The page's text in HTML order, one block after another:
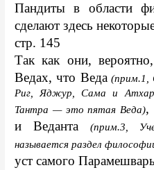
Пандиты в области
сделают здесь
стр. 145
Так как они,
Ведах, что Веда (прим.1,
Риг, Яджур, Сама и
Тантра — это пятая Веда),
и Веданта
(прим.3,
называется раздел
уст самого